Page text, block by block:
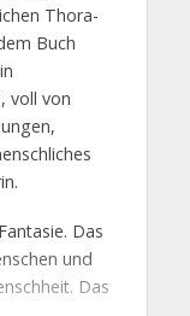
Thora-
Buch
voll von
Das
und
Das